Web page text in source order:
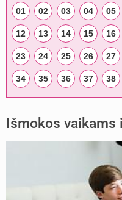
01 02 03 04 05
12 13 14 15 16
23 24 25 26 27
34 35 36 37 38
Išmokos vaikams